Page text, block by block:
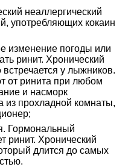
неаллергический
употребляющих кокаин
изменение погоды или
ринит. Хронический
у лыжников.
от ринита при любом
и насморк
из прохладной комнаты,
Гормональный
ринит. Хронический
длится до самых